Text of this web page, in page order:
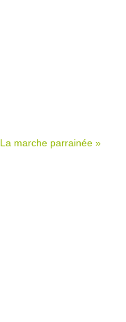
La marche parrainée »